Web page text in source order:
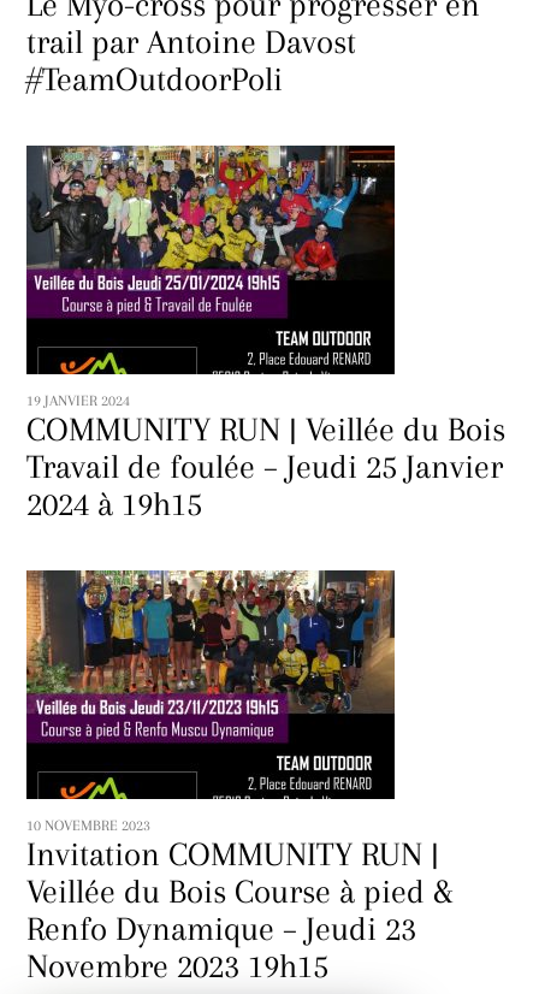
trail par Antoine Davost
#TeamOutdoorPoli
19 JANVIER 2024
COMMUNITY RUN | Veillée du Bois
Travail de foulée – Jeudi 25 Janvier
2024 à 19h15
10 NOVEMBRE 2023
Invitation COMMUNITY RUN |
Veillée du Bois Course à pied &
Renfo Dynamique – Jeudi 23
Novembre 2023 19h15